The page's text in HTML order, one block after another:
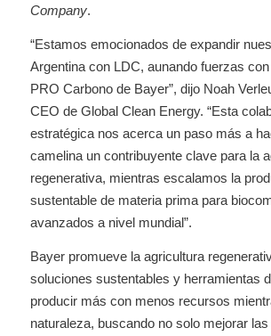
Company.
“Estamos emocionados de expandir
Argentina con LDC, aunando fuerzas
PRO Carbono de Bayer”, dijo Noah
CEO de Global Clean Energy. “Esta
estratégica nos acerca un paso más a
camelina un contribuyente clave para la
regenerativa, mientras escalamos la
sustentable de materia prima para
avanzados a nivel mundial”.
Bayer promueve la agricultura
soluciones sustentables y herramientas
producir más con menos recursos
naturaleza, buscando no solo mejorar